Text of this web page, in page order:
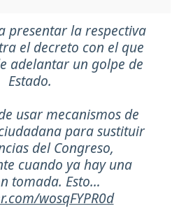
presentar la respectiva
el decreto con el que
adelantar un golpe de
Estado.
usar mecanismos de
para sustituir
del Congreso,
cuando ya hay una
tomada. Esto…
wosqFYPR0d